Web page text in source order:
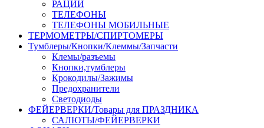
РАЦИИ
ТЕЛЕФОНЫ
ТЕЛЕФОНЫ МОБИЛЬНЫЕ
ТЕРМОМЕТРЫ/СПИРТОМЕРЫ
Тумблеры/Кнопки/Клеммы/Запчасти
Клемы/разъемы
Кнопки,тумблеры
Крокодилы/Зажимы
Предохранители
Светодиоды
ФЕЙЕРВЕРКИ/Товары для ПРАЗДНИКА
САЛЮТЫ/ФЕЙЕРВЕРКИ